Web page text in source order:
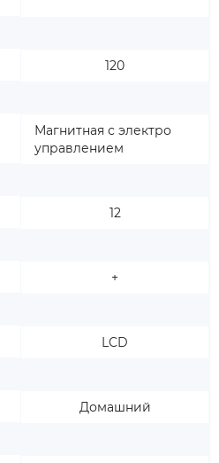
120
Магнитная с электро
управлением
12
+
LCD
Домашний